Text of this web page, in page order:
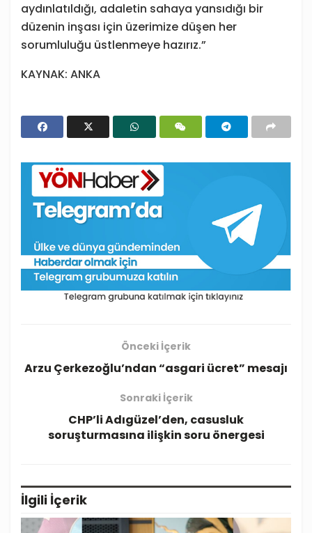
aydınlatıldığı, adaletin sahaya yansıdığı bir
düzenin inşası için üzerimize düşen her
sorumluluğu üstlenmeye hazırız.”
KAYNAK: ANKA
Önceki İçerik
Arzu Çerkezoğlu’ndan “asgari ücret” mesajı
Sonraki İçerik
CHP’li Adıgüzel’den, casusluk
soruşturmasına ilişkin soru önergesi
İlgili İçerik